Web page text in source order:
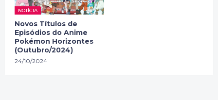
NOTÍCIA
Novos Títulos de
Episódios do Anime
Pokémon Horizontes
(Outubro/2024)
24/10/2024